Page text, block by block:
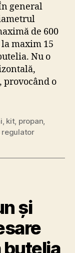
general
de 600
maxim 15
Nu o
provocând o
kit, propan
regulator
și